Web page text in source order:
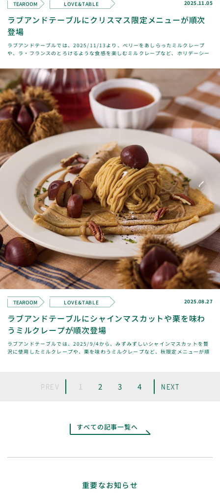
ラブアンドテーブルにクリスマス限定メニューが順次
登場
ラブアンドテーブルでは、2025/11/13より、ベリーをあしらったミルクレープ
や、ラ・フランスのとろけるような食感を楽しむミルクレープなど、ホリデーシー
2025.11.05
TEAROOM LOVE&TABLE
ラブアンドテーブルにシャインマスカットや栗を味わ
うミルクレープが順次登場
ラブアンドテーブルでは、2025/9/4から、みずみずしいシャインマスカットを贅
沢に使用したミルクレープや、栗を味わうミルクレープなど、秋限定メニューが順
2025.08.27
TEAROOM LOVE&TABLE
PREV 1 2 3 4 NEXT
すべての記事一覧へ
重要なお知らせ